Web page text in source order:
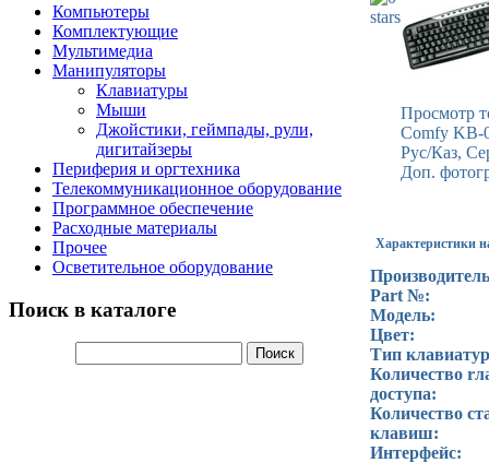
Компьютеры
Комплектующие
Мультимедиа
Манипуляторы
Клавиатуры
Мыши
Джойстики, геймпады, рули,
дигитайзеры
Периферия и оргтехника
Телекоммуникационное оборудование
Программное обеспечение
Расходные материалы
Прочее
Осветительное оборудование
Поиск в каталоге
Просмотр
Comfy KB-
Рус/Каз,
Доп.
Характеристики
Part №:
Модель:
Цвет:
Тип
Количество
доступа:
Количество
клавиш:
Интерфейс: